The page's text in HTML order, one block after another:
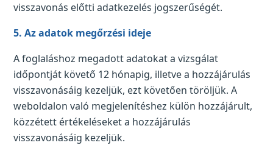
visszavonás előtti adatkezelés jogszerűségét.
5. Az adatok megőrzési ideje
A foglaláshoz megadott adatokat a vizsgálat
időpontját követő 12 hónapig, illetve a hozzájárulás
visszavonásáig kezeljük, ezt követően töröljük. A
weboldalon való megjelenítéshez külön hozzájárult,
közzétett értékeléseket a hozzájárulás
visszavonásáig kezeljük.